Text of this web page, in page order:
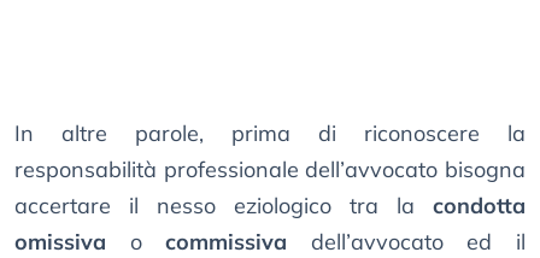
In altre parole, prima di riconoscere la
responsabilità professionale dell’avvocato bisogna
accertare il nesso eziologico tra la condotta
omissiva ocommissiva dell’avvocato ed il